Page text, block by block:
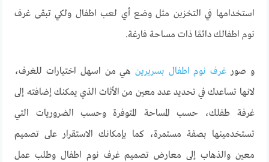
استخدامها في التخزين مثل وضع أي لعب اطفال ولكي تبقى غرف
نوم اطفالك دائمًا ذات مساحة فارغة.
و صور غرف نوم اطفال بسريرين هي من اسهل اختيارات للغرف،
لانها تساعدك في تحديد عدد معين من الأثاث الذي يمكنك إضافته إلى
غرفة طفلك، حسب المساحة المتوفرة وحسب الضروريات التي
تستخدمينها بصفة مستمرة، كما بإمكانك الاستقرار على تصميم
معين والذهاب إلى معارض تصميم غرف نوم اطفال وطلب عمل